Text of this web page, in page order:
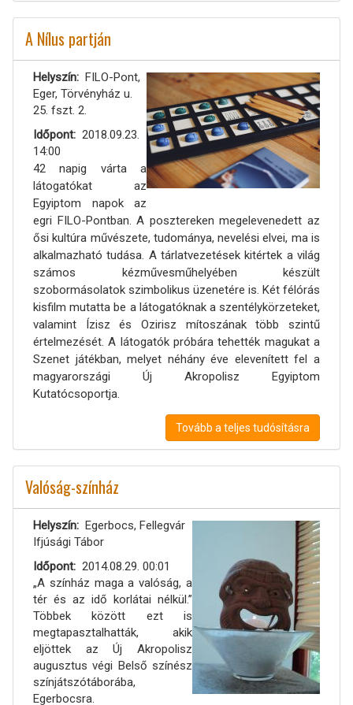
A Nílus partján
Helyszín
FILO-Pont,
Eger, Törvényház u.
25. fszt. 2.
Időpont
2018.09.23.
14:00
42 napig várta a
látogatókat az
Egyiptom napok az
egri FILO-Pontban. A posztereken megelevenedett az
ősi kultúra művészete, tudománya, nevelési elvei, ma is
alkalmazható tudása. A tárlatvezetések kitértek a világ
számos kézművesműhelyében készült
szobormásolatok szimbolikus üzenetére is. Két félórás
kisfilm mutatta be a látogatóknak a szentélykörzeteket,
valamint Ízisz és Ozirisz mítoszának több szintű
értelmezését. A látogatók próbára tehették magukat a
Szenet játékban, melyet néhány éve elevenített fel a
magyarországi Új Akropolisz Egyiptom
Kutatócsoportja.
Tovább a teljes tudósításra
Valóság-színház
Helyszín
Egerbocs, Fellegvár
Ifjúsági Tábor
Időpont
2014.08.29. 00:01
„A színház maga a valóság, a
tér és az idő korlátai nélkül.”
Többek között ezt is
megtapasztalhatták, akik
eljöttek az Új Akropolisz
augusztus végi Belső színész
színjátszótáborába,
Egerbocsra.